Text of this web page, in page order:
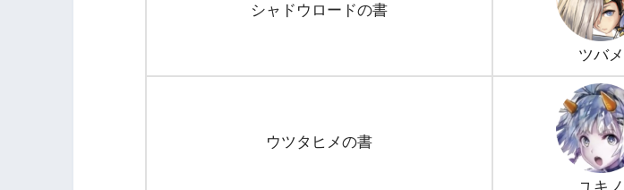
シャドウロードの書
ツバメ
ウツタヒメの書